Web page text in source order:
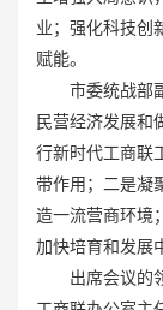
业；强化科技创
赋能。
市委统战部副
民营经济发展和
行新时代工商联
带作用；二是凝
造一流营商环境
加快培育和发展
出席会议的领